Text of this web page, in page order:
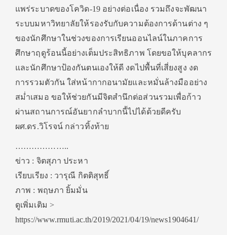
แพร่ระบาดของโควิด-19 อย่างต่อเนื่อง รวมถึงจะพัฒนา
ระบบมหาวิทยาลัยให้รองรับกับความต้องการด้านต่าง ๆ
ของนักศึกษาในช่วงของการเรียนออนไลน์ในภาคการ
ศึกษาฤดูร้อนนี้อย่างเต็มประสิทธิภาพ โดยขอให้บุคลากร
และนักศึกษาป้องกันตนเองให้ดี งดไปพื้นที่เสี่ยงสูง งด
การรวมตัวกัน ใส่หน้ากากอนามัยและหมั่นล้างมืออย่าง
สม่ำเสมอ ขอให้ช่วยกันมีจิตสำนึกต่อส่วนรวมเพื่อก้าว
ผ่านสถานการณ์อันยากลำบากนี้ไปได้ด้วยดีครับ
ผศ.ดร.วิโรจน์ กล่าวทิ้งท้าย
………………..
ข่าว : จิตสุภา ประหา
เรียบเรียง : วารุณี กิตติสุทธิ์
ภาพ : พฤษภา ยิ้มมั่น
ดูเพิ่มเติม >
https://www.rmuti.ac.th/2019/2021/04/19/news1904641/